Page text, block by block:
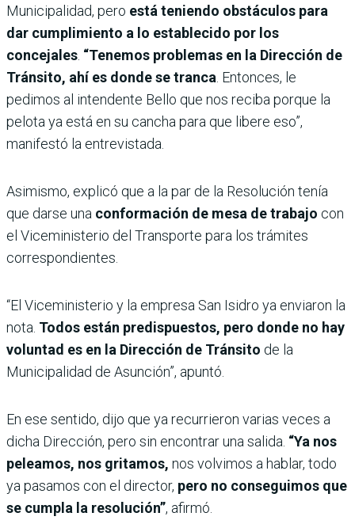
Municipalidad, pero está teniendo obstáculos para
dar cumplimiento a lo establecido por los
concejales. “Tenemos problemas en la Dirección de
Tránsito, ahí es donde se tranca. Entonces, le
pedimos al intendente Bello que nos reciba porque la
pelota ya está en su cancha para que libere eso”,
manifestó la entrevistada.
Asimismo, explicó que a la par de la Resolución tenía
que darse una conformación de mesa de trabajo con
el Viceministerio del Transporte para los trámites
correspondientes.
“El Viceministerio y la empresa San Isidro ya enviaron la
nota. Todos están predispuestos, pero donde no hay
voluntad es en la Dirección de Tránsito de la
Municipalidad de Asunción”, apuntó.
En ese sentido, dijo que ya recurrieron varias veces a
dicha Dirección, pero sin encontrar una salida. “Ya nos
peleamos, nos gritamos, nos volvimos a hablar, todo
ya pasamos con el director, pero no conseguimos que
se cumpla la resolución”, afirmó.